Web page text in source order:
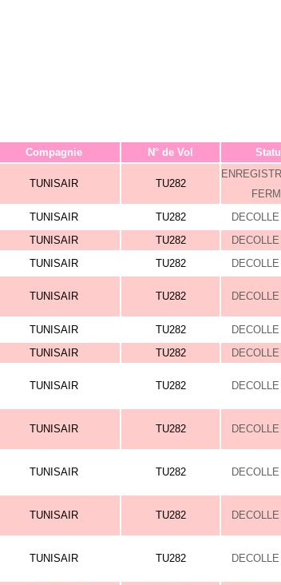
Compagnie N° de Vol
TUNISAIR TU282
TUNISAIR TU282
TUNISAIR TU282
TUNISAIR TU282
TUNISAIR TU282
TUNISAIR TU282
TUNISAIR TU282
TUNISAIR TU282
TUNISAIR TU282
TUNISAIR TU282
TUNISAIR TU282
TUNISAIR TU282